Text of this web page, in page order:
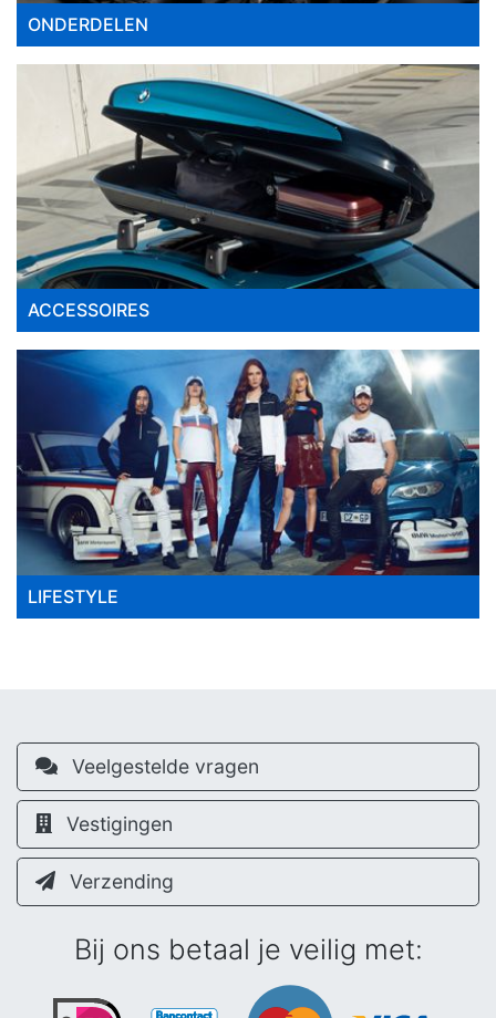
ONDERDELEN
ACCESSOIRES
LIFESTYLE
Veelgestelde vragen
Vestigingen
Verzending
Bij ons betaal je veilig met: